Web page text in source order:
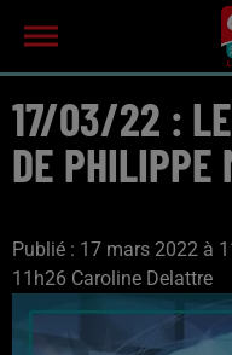
17/03/22 :
DE
Publié : 17 mars 2022 à
11h26 Caroline Delattre